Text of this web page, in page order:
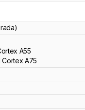
A55
Cortex A75